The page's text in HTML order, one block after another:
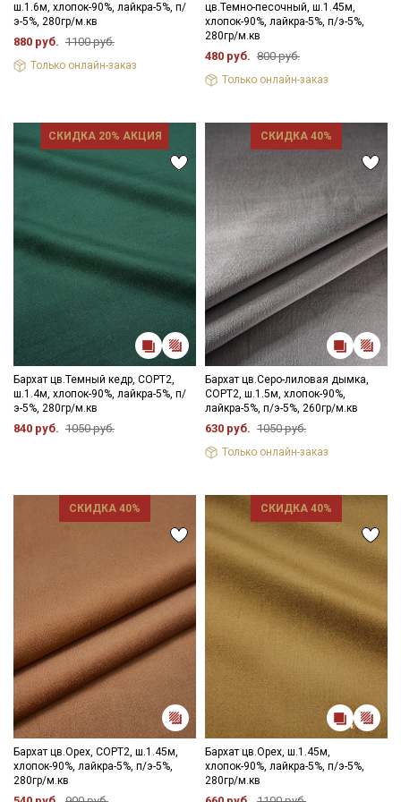
ш.1.6м, хлопок-90%, лайкра-5%, п/
э-5%, 280гр/м.кв
880 руб. 1100 руб.
Только онлайн-заказ
цв.Темно-песочный, ш.1.45м,
хлопок-90%, лайкра-5%, п/э-5%,
280гр/м.кв
480 руб. 800 руб.
Только онлайн-заказ
СКИДКА 20% АКЦИЯ
Бархат цв.Темный кедр, СОРТ2,
ш.1.4м, хлопок-90%, лайкра-5%, п/
э-5%, 280гр/м.кв
840 руб. 1050 руб.
СКИДКА 40%
Бархат цв.Серо-лиловая дымка,
СОРТ2, ш.1.5м, хлопок-90%,
лайкра-5%, п/э-5%, 260гр/м.кв
630 руб. 1050 руб.
Только онлайн-заказ
СКИДКА 40%
Бархат цв.Орех, СОРТ2, ш.1.45м,
хлопок-90%, лайкра-5%, п/э-5%,
280гр/м.кв
СКИДКА 40%
Бархат цв.Орех, ш.1.45м,
хлопок-90%, лайкра-5%, п/э-5%,
280гр/м.кв
Секретная рассылка от Купава
Мы публикуем здесь дополнительные